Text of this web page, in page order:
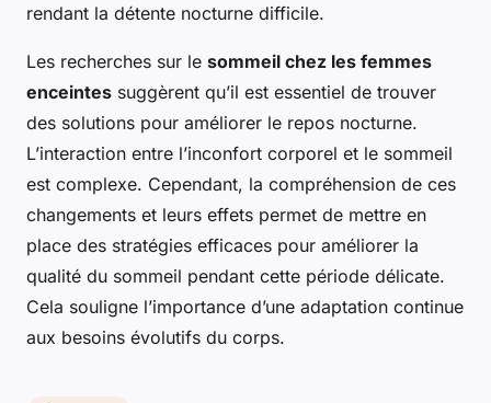
rendant la détente nocturne difficile.
Les recherches sur le sommeil chez les femmes
enceintes suggèrent qu’il est essentiel de trouver
des solutions pour améliorer le repos nocturne.
L’interaction entre l’inconfort corporel et le sommeil
est complexe. Cependant, la compréhension de ces
changements et leurs effets permet de mettre en
place des stratégies efficaces pour améliorer la
qualité du sommeil pendant cette période délicate.
Cela souligne l’importance d’une adaptation continue
aux besoins évolutifs du corps.